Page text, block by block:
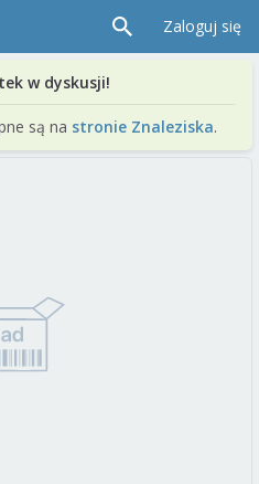
Zaloguj się
w dyskusji!
są na stronie Znaleziska.